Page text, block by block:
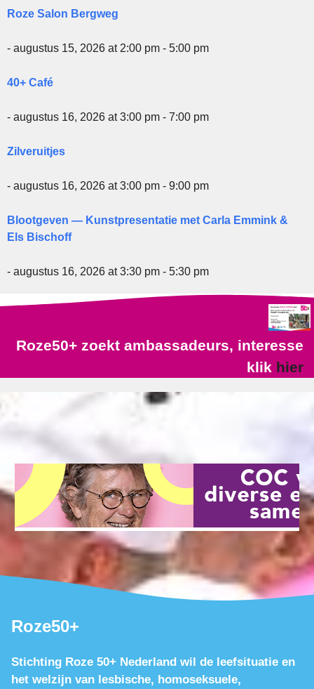
Roze Salon Bergweg
- augustus 15, 2026 at 2:00 pm - 5:00 pm
40+ Café
- augustus 16, 2026 at 3:00 pm - 7:00 pm
Zilveruitjes
- augustus 16, 2026 at 3:00 pm - 9:00 pm
Blootgeven — Kunstpresentatie met Carla Emmink &
Els Bischoff
- augustus 16, 2026 at 3:30 pm - 5:30 pm
Roze50+ zoekt ambassadeurs, interesse
klik hier
Roze50+
Stichting Roze 50+ Nederland wil de leefsituatie en
het welzijn van lesbische, homoseksuele,